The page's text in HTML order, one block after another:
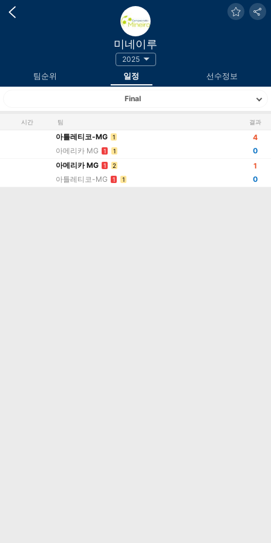
미네이루
2025
팀순위 일정 선수정보
Final
시간 팀 결과
아틀레티코-MG 1
아메리카 MG 1 1
4
0
아메리카 MG
1 2
아틀레티코-MG 1 1
1
0